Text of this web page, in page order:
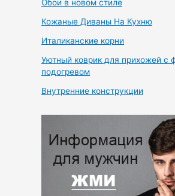
Обои в новом стиле
Кожаные Диваны На Кухню
Италиканские корни
Уютный коврик для прихожей с
подогревом
Внутренние конструкции